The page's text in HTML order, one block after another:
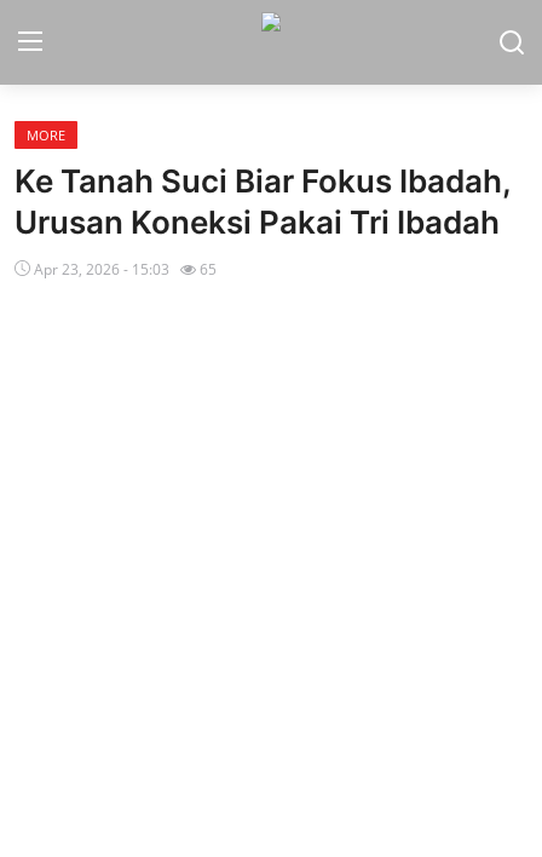
Home
Sport
Nasional
MORE
Ke Tanah Suci Biar Fokus Ibadah,
Urusan Koneksi Pakai Tri Ibadah
Apr 23, 2026 - 15:03 65